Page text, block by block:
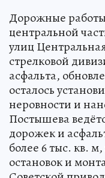
Дорожные
центральной
улиц
стрелковой
асфальта,
осталось
неровности и
Постышева
дорожек и
более 6 тыс. кв.
остановок и